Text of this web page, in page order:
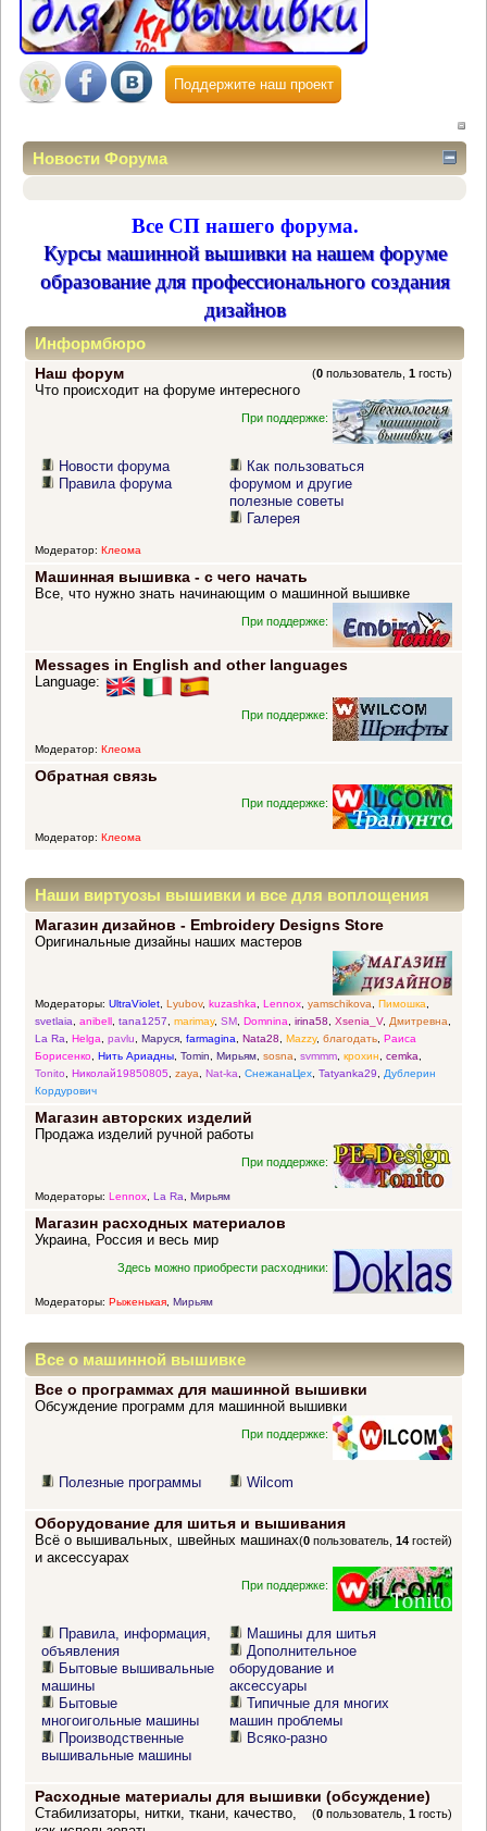
Поддержите наш проект
Новости Форума
Все СП нашего форума.
Курсы машинной вышивки на нашем форуме
образование для профессионального создания
дизайнов
Информбюро
Наш форум (0 пользователь,1 гость)
Что происходит на форуме интересного
При поддержке:
Новости форума
Правила форума
Как пользоваться
форумом и другие
полезные советы
Галерея
Модератор: Клеома
Машинная вышивка - с чего начать
Все, что нужно знать начинающим о машинной вышивке
При поддержке:
Messages in English and other languages
Language:
При поддержке:
Модератор: Клеома
Обратная связь
При поддержке:
Модератор: Клеома
Наши виртуозы вышивки и все для воплощения
прекрасных идей
Магазин дизайнов - Embroidery Designs Store
Оригинальные дизайны наших мастеров
Модераторы: UltraViolet, Lyubov, kuzashka, Lennox, yamschikova, Пимошка,
svetlaia, anibell, tana1257, marimay, SM, Domnina, irina58, Xsenia_V, Дмитревна,
La Ra, Helga, pavlu, Маруся, farmagina, Nata28, Mazzy, благодать, Раиса
Борисенко, Нить Ариадны, Tomin, Мирьям, sosna, svmmm, крохин, cemka,
Tonito, Николай19850805, zaya, Nat-ka, СнежанаЦех, Tatyanka29, Дублерин
Кордурович
Магазин авторских изделий
Продажа изделий ручной работы
При поддержке:
Модераторы: Lennox, La Ra, Мирьям
Магазин расходных материалов
Украина, Россия и весь мир
Здесь можно приобрести расходники:
Модераторы: Рыженькая, Мирьям
Все о машинной вышивке
Все о программах для машинной вышивки
Обсуждение программ для машинной вышивки
При поддержке:
Полезные программы Wilcom
Оборудование для шитья и вышивания
(0 пользователь,14 гостей)
Всё о вышивальных, швейных машинах
и аксессуарах
При поддержке:
Правила, информация,
объявления
Бытовые вышивальные
машины
Бытовые
многоигольные машины
Производственные
вышивальные машины
Машины для шитья
Дополнительное
оборудование и
аксессуары
Типичные для многих
машин проблемы
Всяко-разно
Расходные материалы для вышивки (обсуждение)
(0 пользователь,1 гость)
Стабилизаторы, нитки, ткани, качество,